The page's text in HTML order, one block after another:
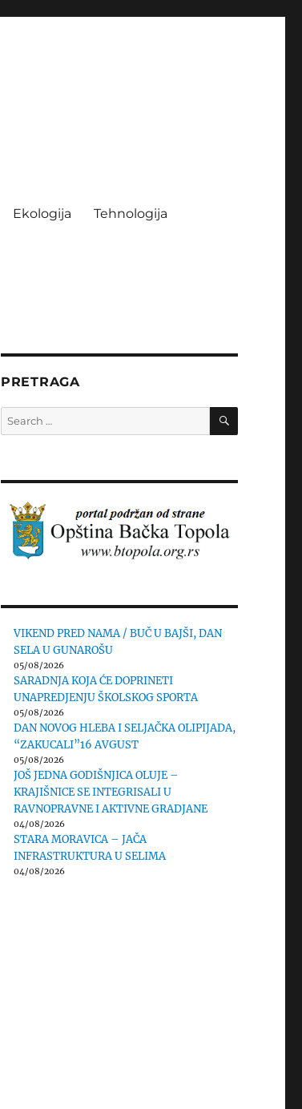
Ekologija Tehnologija
PRETRAGA
Search
for:
SEARCH
VIKEND PRED NAMA / BUČ U BAJŠI, DAN
SELA U GUNAROŠU
05/08/2026
SARADNJA KOJA ĆE DOPRINETI
UNAPREDJENJU ŠKOLSKOG SPORTA
05/08/2026
DAN NOVOG HLEBA I SELJAČKA OLIPIJADA,
“ZAKUCALI”16 AVGUST
05/08/2026
JOŠ JEDNA GODIŠNJICA OLUJE –
KRAJIŠNICE SE INTEGRISALI U
RAVNOPRAVNE I AKTIVNE GRADJANE
04/08/2026
STARA MORAVICA – JAČA
INFRASTRUKTURA U SELIMA
04/08/2026